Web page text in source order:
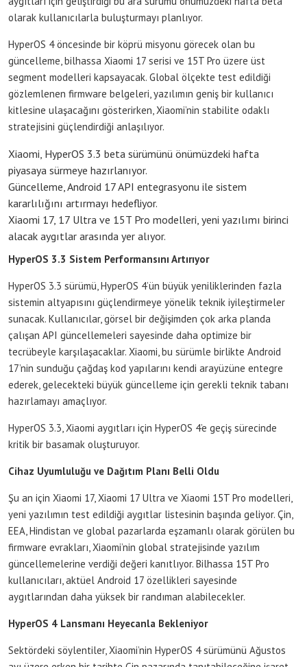
olarak kullanıcılarla buluşturmayı planlıyor.
HyperOS 4 öncesinde bir köprü misyonu görecek olan bu
güncelleme, bilhassa Xiaomi 17 serisi ve 15T Pro üzere üst
segment modelleri kapsayacak. Global ölçekte test edildiği
gözlemlenen firmware belgeleri, yazılımın geniş bir kullanıcı
kitlesine ulaşacağını gösterirken, Xiaomi’nin stabilite odaklı
stratejisini güçlendirdiği anlaşılıyor.
Xiaomi, HyperOS 3.3 beta sürümünü önümüzdeki hafta
piyasaya sürmeye hazırlanıyor.
Güncelleme, Android 17 API entegrasyonu ile sistem
kararlılığını artırmayı hedefliyor.
Xiaomi 17, 17 Ultra ve 15T Pro modelleri, yeni yazılımı birinci
alacak aygıtlar arasında yer alıyor.
HyperOS 3.3 Sistem Performansını Artırıyor
HyperOS 3.3 sürümü, HyperOS 4’ün büyük yeniliklerinden fazla
sistemin altyapısını güçlendirmeye yönelik teknik iyileştirmeler
sunacak. Kullanıcılar, görsel bir değişimden çok arka planda
çalışan API güncellemeleri sayesinde daha optimize bir
tecrübeyle karşılaşacaklar. Xiaomi, bu sürümle birlikte Android
17’nin sunduğu çağdaş kod yapılarını kendi arayüzüne entegre
ederek, gelecekteki büyük güncelleme için gerekli teknik tabanı
hazırlamayı amaçlıyor.
HyperOS 3.3, Xiaomi aygıtları için HyperOS 4’e geçiş sürecinde
kritik bir basamak oluşturuyor.
Cihaz Uyumluluğu ve Dağıtım Planı Belli Oldu
Şu an için Xiaomi 17, Xiaomi 17 Ultra ve Xiaomi 15T Pro modelleri,
yeni yazılımın test edildiği aygıtlar listesinin başında geliyor. Çin,
EEA, Hindistan ve global pazarlarda eşzamanlı olarak görülen bu
firmware evrakları, Xiaomi’nin global stratejisinde yazılım
güncellemelerine verdiği değeri kanıtlıyor. Bilhassa 15T Pro
kullanıcıları, aktüel Android 17 özellikleri sayesinde
aygıtlarından daha yüksek bir randıman alabilecekler.
HyperOS 4 Lansmanı Heyecanla Bekleniyor
Sektördeki söylentiler, Xiaomi’nin HyperOS 4 sürümünü Ağustos